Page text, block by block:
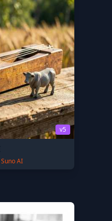
v5
Suno AI